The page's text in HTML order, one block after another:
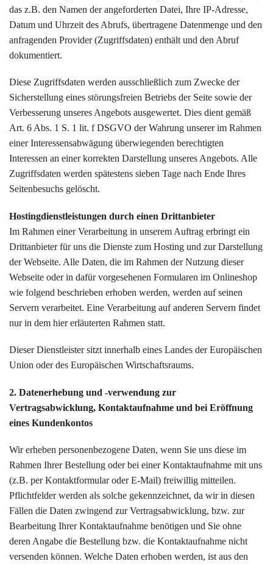
das z.B. den Namen der angeforderten Datei, Ihre IP-Adresse,
Datum und Uhrzeit des Abrufs, übertragene Datenmenge und den
anfragenden Provider (Zugriffsdaten) enthält und den Abruf
dokumentiert.
Diese Zugriffsdaten werden ausschließlich zum Zwecke der
Sicherstellung eines störungsfreien Betriebs der Seite sowie der
Verbesserung unseres Angebots ausgewertet. Dies dient gemäß
Art. 6 Abs. 1 S. 1 lit. f DSGVO der Wahrung unserer im Rahmen
einer Interessensabwägung überwiegenden berechtigten
Interessen an einer korrekten Darstellung unseres Angebots. Alle
Zugriffsdaten werden spätestens sieben Tage nach Ende Ihres
Seitenbesuchs gelöscht.
Hostingdienstleistungen durch einen Drittanbieter
Im Rahmen einer Verarbeitung in unserem Auftrag erbringt ein
Drittanbieter für uns die Dienste zum Hosting und zur Darstellung
der Webseite. Alle Daten, die im Rahmen der Nutzung dieser
Webseite oder in dafür vorgesehenen Formularen im Onlineshop
wie folgend beschrieben erhoben werden, werden auf seinen
Servern verarbeitet. Eine Verarbeitung auf anderen Servern findet
nur in dem hier erläuterten Rahmen statt.
Dieser Dienstleister sitzt innerhalb eines Landes der Europäischen
Union oder des Europäischen Wirtschaftsraums.
2. Datenerhebung und -verwendung zur
Vertragsabwicklung, Kontaktaufnahme und bei Eröffnung
eines Kundenkontos
Wir erheben personenbezogene Daten, wenn Sie uns diese im
Rahmen Ihrer Bestellung oder bei einer Kontaktaufnahme mit uns
(z.B. per Kontaktformular oder E-Mail) freiwillig mitteilen.
Pflichtfelder werden als solche gekennzeichnet, da wir in diesen
Fällen die Daten zwingend zur Vertragsabwicklung, bzw. zur
Bearbeitung Ihrer Kontaktaufnahme benötigen und Sie ohne
deren Angabe die Bestellung bzw. die Kontaktaufnahme nicht
versenden können. Welche Daten erhoben werden, ist aus den